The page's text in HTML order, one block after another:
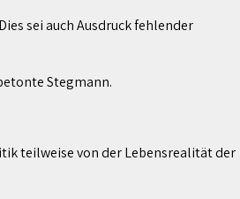
sei auch Ausdruck fehlender
Stegmann.
teilweise von der Lebensrealität der